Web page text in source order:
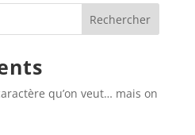
qu’on veut… mais on